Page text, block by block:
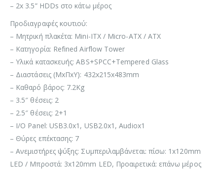
– 2x 3.5” HDDs στο κάτω μέρος
Προδιαγραφές κουτιού:
– Μητρική πλακέτα: Mini-ITX / Micro-ATX / ATX
– Κατηγορία: Refined Airflow Tower
– Υλικά κατασκευής: ABS+SPCC+Tempered Glass
– Διαστάσεις (ΜxΠxΥ): 432x215x483mm
– Καθαρό βάρος: 7.2Kg
– 3.5″ θέσεις: 2
– 2.5″ θέσεις: 2+1
– I/O Panel: USB3.0x1, USB2.0x1, Audiox1
– Θύρες επέκτασης: 7
– Ανεμιστήρες ψύξης: Συμπεριλαμβάνεται: πίσω: 1x120mm
LED / Μπροστά: 3x120mm LED, Προαιρετικά: επάνω μέρος